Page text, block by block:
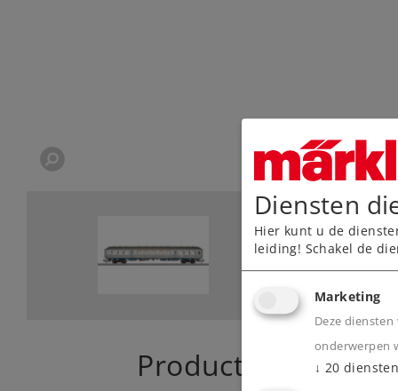
Product
Diensten
Hier kunt u de
leiding! Schakel de
Marketing
Deze
onderwerpen
↓ 20 diensten